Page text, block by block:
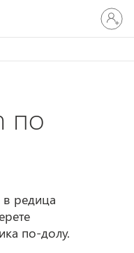
Влезте
във
вашия
по
редица
по-долу.